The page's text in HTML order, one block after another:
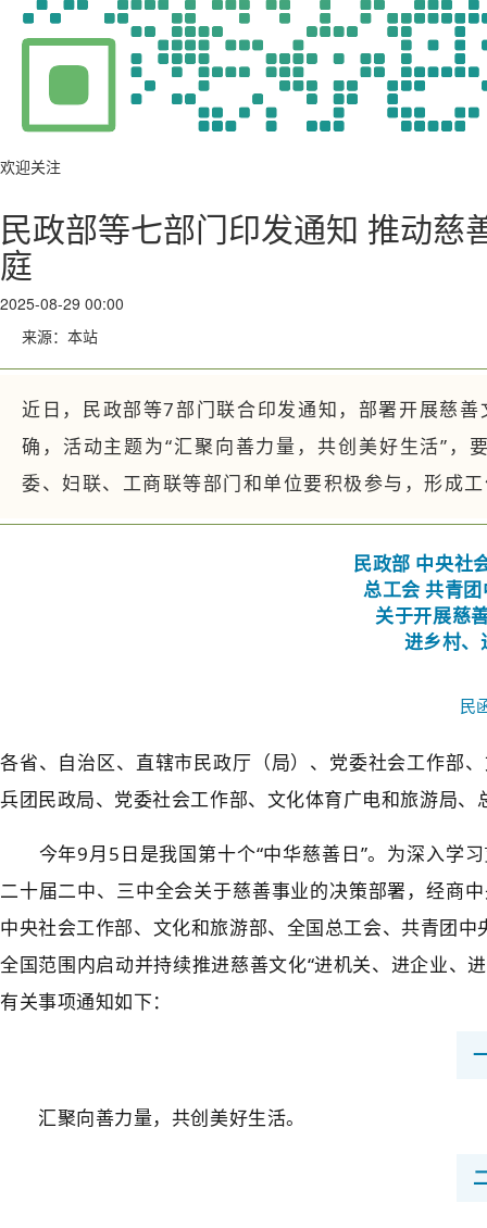
欢迎关注
民政部等七部门印发通知 推动
庭
2025-08-29 00:00
来源：本站
近日，民政部等7部门联合印发通知，部署开展慈
确，活动主题为“汇聚向善力量，共创美好生活”
委、妇联、工商联等部门和单位要积极参与，形成
民政部 中央社
总工会 共青
关于开展慈
进乡村、
民
各省、自治区、直辖市民政厅（局）、党委社会工作部
兵团民政局、党委社会工作部、文化体育广电和旅游局
今年9月5日是我国第十个“中华慈善日”。为深入学
二十届二中、三中全会关于慈善事业的决策部署，经商
中央社会工作部、文化和旅游部、全国总工会、共青团
全国范围内启动并持续推进慈善文化“进机关、进企业、
有关事项通知如下：
汇聚向善力量，共创美好生活。